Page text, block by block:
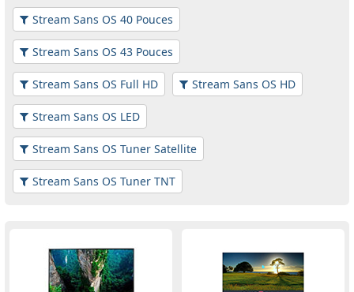
Stream Sans OS 40 Pouces
Stream Sans OS 43 Pouces
Stream Sans OS Full HD Stream Sans OS HD
Stream Sans OS LED
Stream Sans OS Tuner Satellite
Stream Sans OS Tuner TNT